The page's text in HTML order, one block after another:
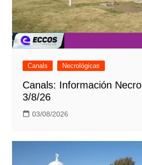
Canals Necrológicas
Canals: Información
3/8/26
03/08/2026